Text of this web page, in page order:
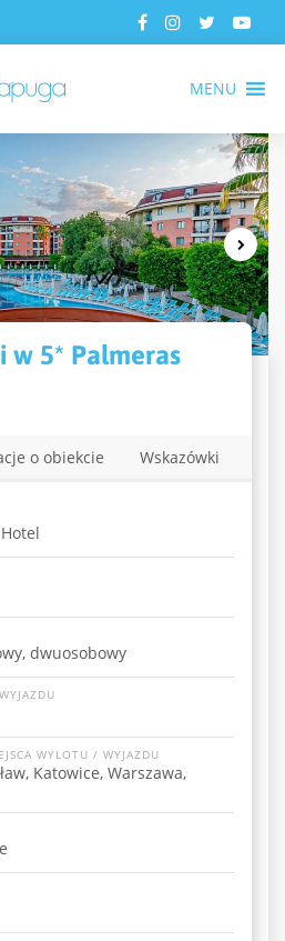
MENU
w 5* Palmeras
o obiekcie Wskazówki
dwuosobowy
WYLOTU / WYJAZDU
Katowice, Warszawa,